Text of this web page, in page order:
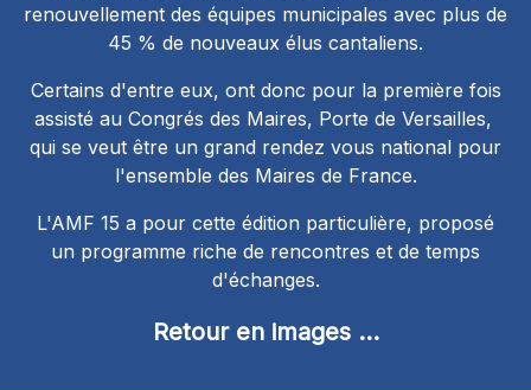
renouvellement des équipes municipales avec plus de
45 % de nouveaux élus cantaliens.
Certains d'entre eux, ont donc pour la première fois
assisté au Congrés des Maires, Porte de Versailles,
qui se veut être un grand rendez vous national pour
l'ensemble des Maires de France.
L'AMF 15 a pour cette édition particulière, proposé
un programme riche de rencontres et de temps
d'échanges.
Retour en images ...